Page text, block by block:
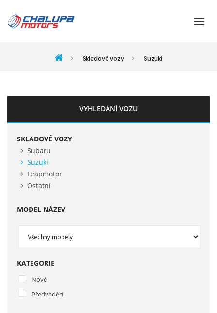
Skladové vozy Suzuki
VYHLEDÁNÍ VOZU
SKLADOVÉ VOZY
Subaru
Suzuki
Leapmotor
Ostatní
MODEL NÁZEV
KATEGORIE
Nové
Předváděcí